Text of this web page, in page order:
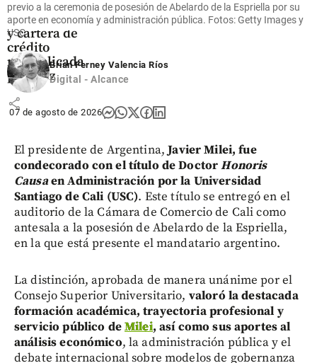
de atención
automatizada
y cartera de
crédito
multiplicada
por diez
share
previo a la ceremonia de posesión de Abelardo de la Espriella por su
aporte en economía y administración pública. Fotos: Getty Images y
USC
Brian Ferney Valencia Ríos
Digital - Alcance
07 de agosto de 2026
El presidente de Argentina,Javier Milei, fue
condecorado con el título de DoctorHonoris
Causaen Administración por la Universidad
Santiago de Cali (USC). Este título se entregó en el
auditorio de la Cámara de Comercio de Cali como
antesala a la posesión de Abelardo de la Espriella,
en la que está presente el mandatario argentino.
La distinción, aprobada de manera unánime por el
Consejo Superior Universitario, valoró la destacada
formación académica, trayectoria profesional y
servicio público deMilei, así como sus aportes al
análisis económico, la administración pública y el
debate internacional sobre modelos de gobernanza